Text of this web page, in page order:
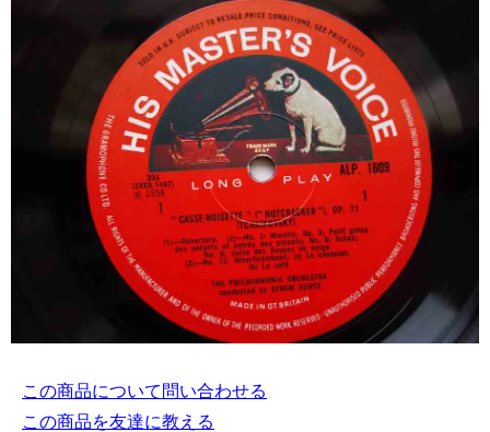
この商品について問い合わせる
この商品を友達に教える